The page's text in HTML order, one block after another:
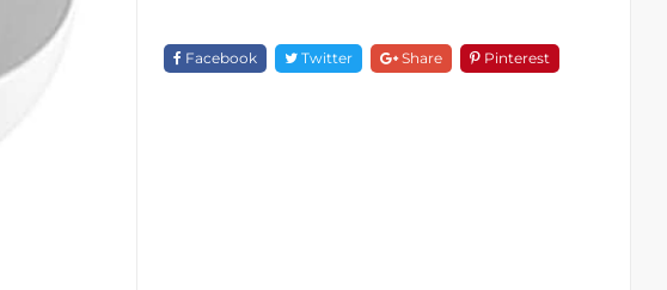
Bàn
B
Facebook Twitter Share Pinterest